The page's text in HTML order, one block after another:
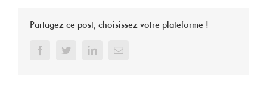
Partagez ce post, choisissez votre plateforme !
FacebookTwitterLinkedInEmail